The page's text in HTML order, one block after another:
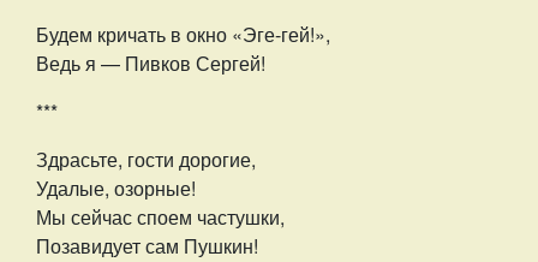
Будем кричать в окно «Эге-гей!»,
Ведь я — Пивков Сергей!
***
Здрасьте, гости дорогие,
Удалые, озорные!
Мы сейчас споем частушки,
Позавидует сам Пушкин!